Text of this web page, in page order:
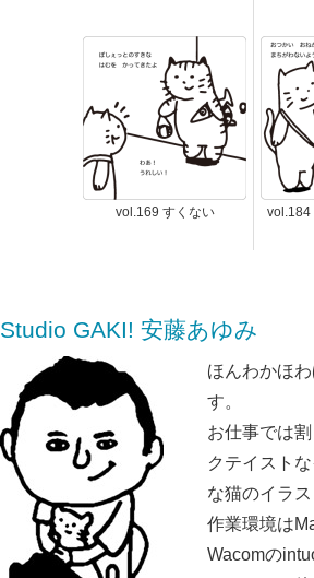
vol.169 すくない vol.184
Studio GAKI! 安藤あゆみ
ほんわかほ
す。
お仕事では
クテイスト
な猫のイラ
作業環境は
Wacomの